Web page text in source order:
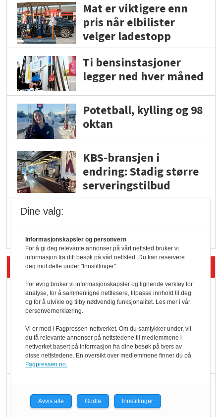
Mat er viktigere enn
pris når elbilister
velger ladestopp
Ti bensinstasjoner
legger ned hver måned
Potetball, kylling og 98
oktan
KBS-bransjen i
endring: Stadig større
serveringstilbud
Siste artikler - Butikk i praksis
Rema-flaggskip
dundrer videre
Slik opprettholdes
ølsalget
hyller
Dine valg:
Informasjonskapsler og personvern
For å gi deg relevante annonser på vårt nettsted bruker vi
informasjon fra ditt besøk på vårt nettsted. Du kan reservere
deg mot dette under "Innstillinger".
For øvrig bruker vi informasjonskapsler og lignende verktøy for
analyse, for å sammenligne nettlesere, tilpasse innhold til deg
og for å utvikle og tilby nødvendig funksjonalitet. Les mer i vår
personvernerklæring.
Vi er med i Fagpressen-nettverket. Om du samtykker under, vil
du få relevante annonser på nettstedene til medlemmene i
nettverket basert på informasjon fra dine besøk på tvers av
disse nettstedene. En oversikt over medlemmene finner du på
Fagpressen.no.
Avvis alle Godta Innstillinger